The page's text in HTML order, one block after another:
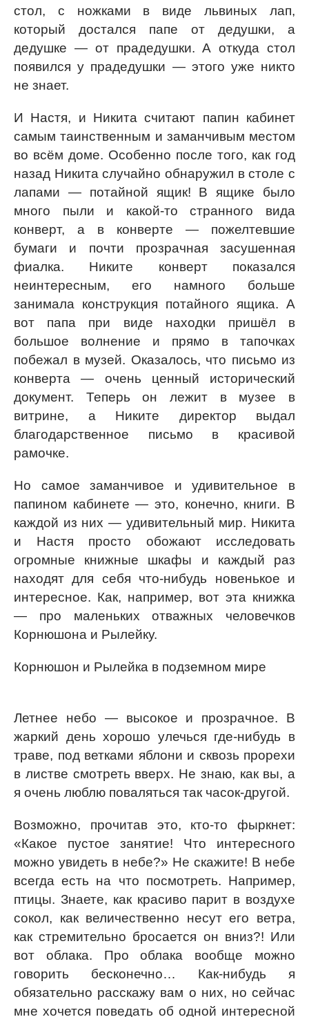
стол, с ножками в виде львиных лап,
который достался папе от дедушки, а
дедушке — от прадедушки. А откуда стол
появился у прадедушки — этого уже никто
не знает.
И Настя, и Никита считают папин кабинет
самым таинственным и заманчивым местом
во всём доме. Особенно после того, как год
назад Никита случайно обнаружил в столе с
лапами — потайной ящик! В ящике было
много пыли и какой-то странного вида
конверт, а в конверте — пожелтевшие
бумаги и почти прозрачная засушенная
фиалка. Никите конверт показался
неинтересным, его намного больше
занимала конструкция потайного ящика. А
вот папа при виде находки пришёл в
большое волнение и прямо в тапочках
побежал в музей. Оказалось, что письмо из
конверта — очень ценный исторический
документ. Теперь он лежит в музее в
витрине, а Никите директор выдал
благодарственное письмо в красивой
рамочке.
Но самое заманчивое и удивительное в
папином кабинете — это, конечно, книги. В
каждой из них — удивительный мир. Никита
и Настя просто обожают исследовать
огромные книжные шкафы и каждый раз
находят для себя что-нибудь новенькое и
интересное. Как, например, вот эта книжка
— про маленьких отважных человечков
Корнюшона и Рылейку.
Корнюшон и Рылейка в подземном мире
Летнее небо — высокое и прозрачное. В
жаркий день хорошо улечься где-нибудь в
траве, под ветками яблони и сквозь прорехи
в листве смотреть вверх. Не знаю, как вы, а
я очень люблю поваляться так часок-другой.
Возможно, прочитав это, кто-то фыркнет:
«Какое пустое занятие! Что интересного
можно увидеть в небе?» Не скажите! В небе
всегда есть на что посмотреть. Например,
птицы. Знаете, как красиво парит в воздухе
сокол, как величественно несут его ветра,
как стремительно бросается он вниз?! Или
вот облака. Про облака вообще можно
говорить бесконечно… Как-нибудь я
обязательно расскажу вам о них, но сейчас
мне хочется поведать об одной интересной